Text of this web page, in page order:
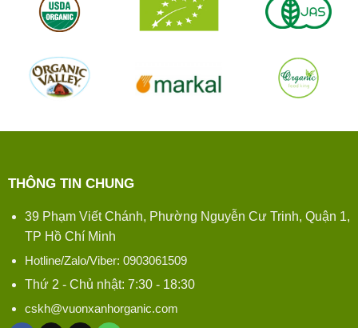
THÔNG TIN CHUNG
39 Phạm Viết Chánh, Phường Nguyễn Cư Trinh, Quận 1,
TP Hồ Chí Minh
Hotline/Zalo/Viber: 0903061509
Thứ 2 - Chủ nhật: 7:30 - 18:30
cskh@vuonxanhorganic.com